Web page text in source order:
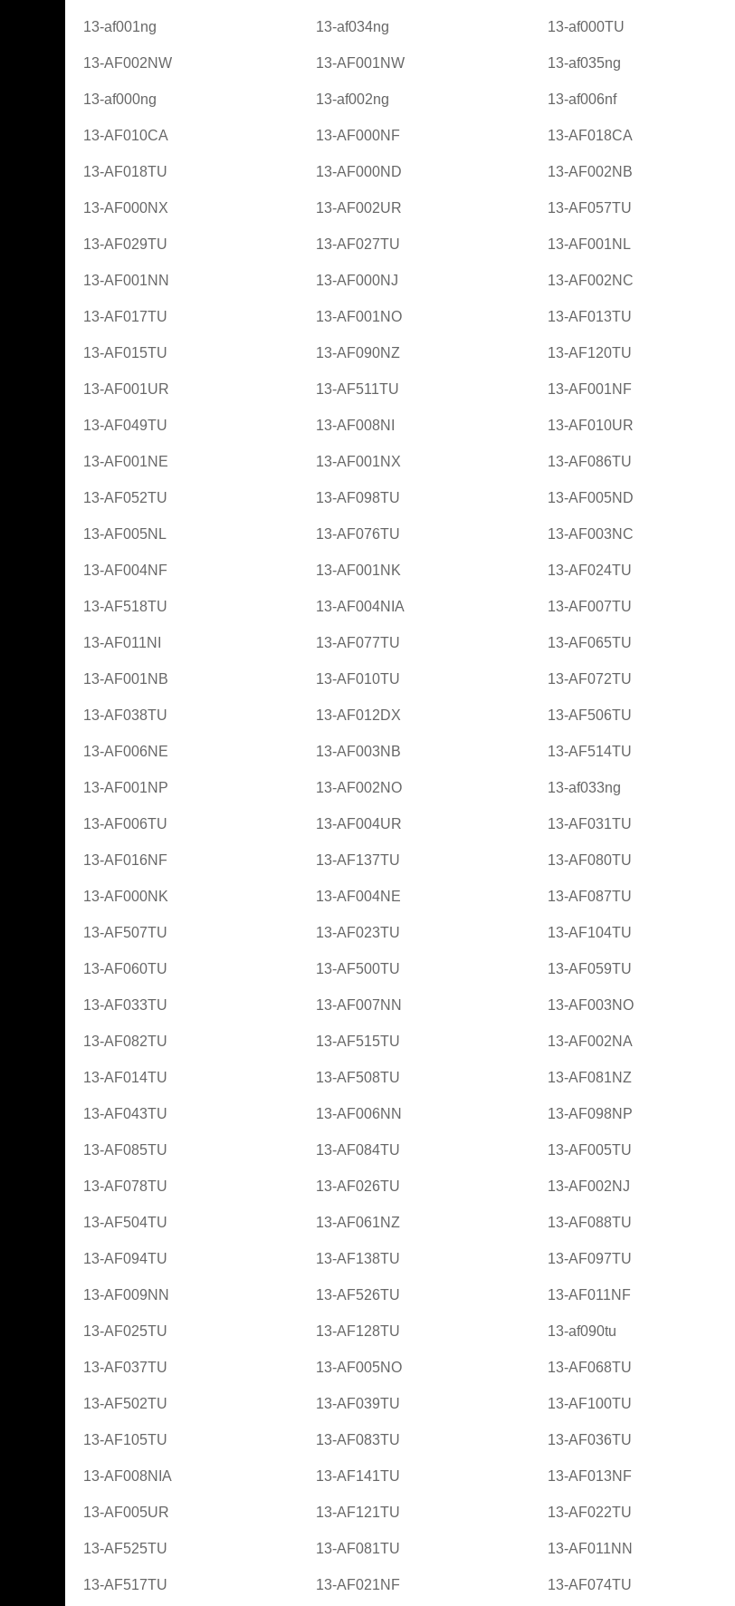
13-af001ng 13-af034ng 13-af000TU
13-AF002NW 13-AF001NW 13-af035ng
13-af000ng 13-af002ng 13-af006nf
13-AF010CA 13-AF000NF 13-AF018CA
13-AF018TU 13-AF000ND 13-AF002NB
13-AF000NX 13-AF002UR 13-AF057TU
13-AF029TU 13-AF027TU 13-AF001NL
13-AF001NN 13-AF000NJ 13-AF002NC
13-AF017TU 13-AF001NO 13-AF013TU
13-AF015TU 13-AF090NZ 13-AF120TU
13-AF001UR 13-AF511TU 13-AF001NF
13-AF049TU 13-AF008NI 13-AF010UR
13-AF001NE 13-AF001NX 13-AF086TU
13-AF052TU 13-AF098TU 13-AF005ND
13-AF005NL 13-AF076TU 13-AF003NC
13-AF004NF 13-AF001NK 13-AF024TU
13-AF518TU 13-AF004NIA 13-AF007TU
13-AF011NI 13-AF077TU 13-AF065TU
13-AF001NB 13-AF010TU 13-AF072TU
13-AF038TU 13-AF012DX 13-AF506TU
13-AF006NE 13-AF003NB 13-AF514TU
13-AF001NP 13-AF002NO 13-af033ng
13-AF006TU 13-AF004UR 13-AF031TU
13-AF016NF 13-AF137TU 13-AF080TU
13-AF000NK 13-AF004NE 13-AF087TU
13-AF507TU 13-AF023TU 13-AF104TU
13-AF060TU 13-AF500TU 13-AF059TU
13-AF033TU 13-AF007NN 13-AF003NO
13-AF082TU 13-AF515TU 13-AF002NA
13-AF014TU 13-AF508TU 13-AF081NZ
13-AF043TU 13-AF006NN 13-AF098NP
13-AF085TU 13-AF084TU 13-AF005TU
13-AF078TU 13-AF026TU 13-AF002NJ
13-AF504TU 13-AF061NZ 13-AF088TU
13-AF094TU 13-AF138TU 13-AF097TU
13-AF009NN 13-AF526TU 13-AF011NF
13-AF025TU 13-AF128TU 13-af090tu
13-AF037TU 13-AF005NO 13-AF068TU
13-AF502TU 13-AF039TU 13-AF100TU
13-AF105TU 13-AF083TU 13-AF036TU
13-AF008NIA 13-AF141TU 13-AF013NF
13-AF005UR 13-AF121TU 13-AF022TU
13-AF525TU 13-AF081TU 13-AF011NN
13-AF517TU 13-AF021NF 13-AF074TU